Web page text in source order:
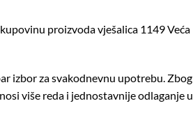
proizvoda vješalica 1149 Veća
izbor za svakodnevnu upotrebu. Zbog
više reda i jednostavnije odlaganje u